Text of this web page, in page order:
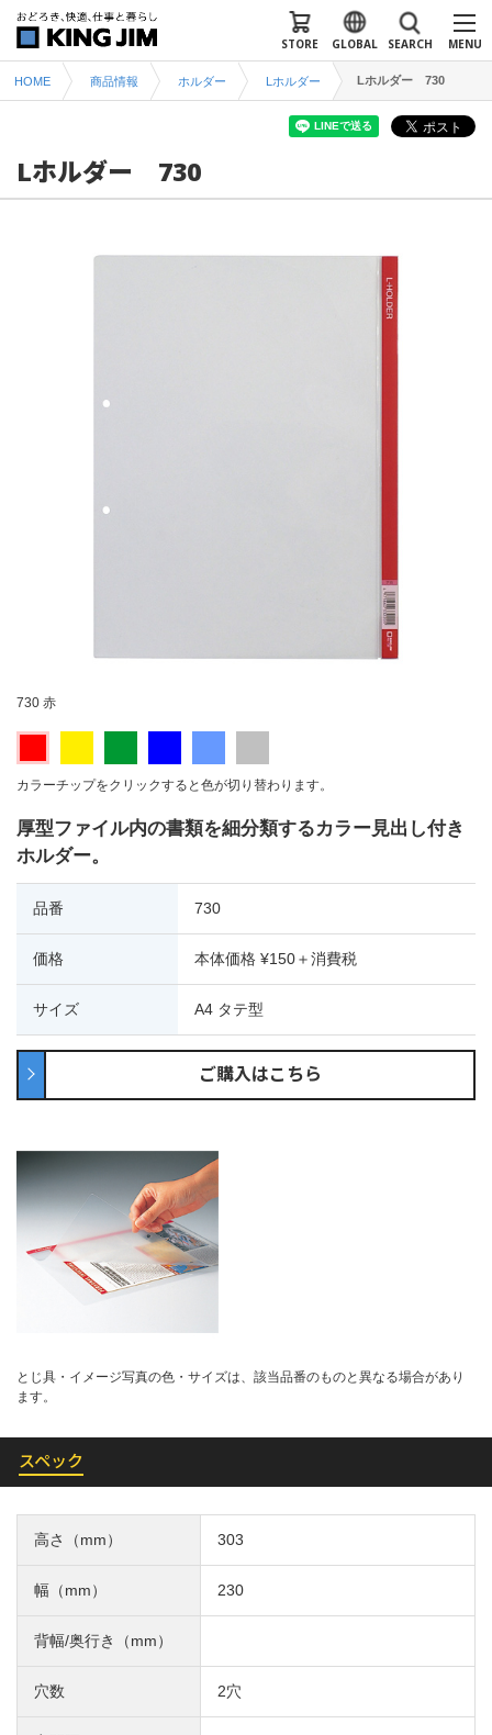
MENU
SEARCH
GLOBAL
STORE
HOME 商品情報 ホルダー Lホルダー Lホルダー 730
Lホルダー 730
730 赤
カラーチップをクリックすると色が切り替わります。
厚型ファイル内の書類を細分類するカラー見出し付き
ホルダー。
品番 730
価格 本体価格 ¥150＋消費税
サイズ A4 タテ型
ご購入はこちら
とじ具・イメージ写真の色・サイズは、該当品番のものと異なる場合があり
ます。
スペック
高さ（mm） 303
幅（mm） 230
背幅/奥行き（mm）
穴数 2穴